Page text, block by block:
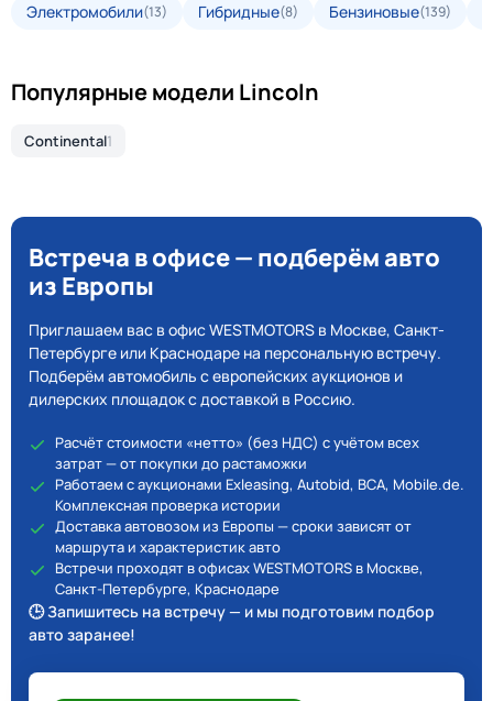
Электромобили(13) Гибридные(8) Бензиновые(139)
Популярные модели Lincoln
Continental1
Встреча в офисе — подберём авто
из Европы
Приглашаем вас в офис WESTMOTORS в Москве, Санкт-
Петербурге или Краснодаре на персональную встречу.
Подберём автомобиль с европейских аукционов и
дилерских площадок с доставкой в Россию.
Расчёт стоимости «нетто» (без НДС) с учётом всех
затрат — от покупки до растаможки
Работаем с аукционами Exleasing, Autobid, BCA, Mobile.de.
Комплексная проверка истории
Доставка автовозом из Европы — сроки зависят от
маршрута и характеристик авто
Встречи проходят в офисах WESTMOTORS в Москве,
Санкт-Петербурге, Краснодаре
🕒 Запишитесь на встречу — и мы подготовим подбор
авто заранее!